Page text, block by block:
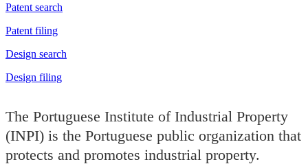
Patent search
Patent filing
Design search
Design filing
The Portuguese Institute of Industrial Property
(INPI) is the Portuguese public organization that
protects and promotes industrial property.